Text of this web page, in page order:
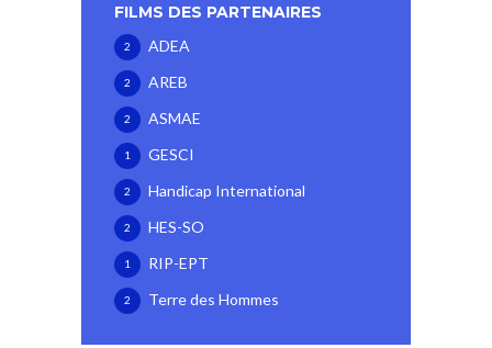
FILMS DES PARTENAIRES
ADEA
2
AREB
2
ASMAE
2
GESCI
1
Handicap International
2
HES-SO
2
RIP-EPT
1
Terre des Hommes
2